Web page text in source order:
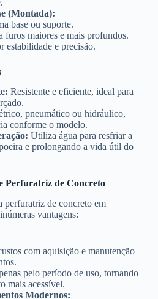
(Montada):
base ou suporte.
furos maiores e mais profundos.
estabilidade e precisão.
Resistente e eficiente, ideal para
pneumático ou hidráulico,
conforme o modelo.
Utiliza água para resfriar a
e prolongando a vida útil do
Perfuratriz de Concreto
perfuratriz de concreto em
vantagens:
com aquisição e manutenção
pelo período de uso, tornando
mais acessível.
Modernos: